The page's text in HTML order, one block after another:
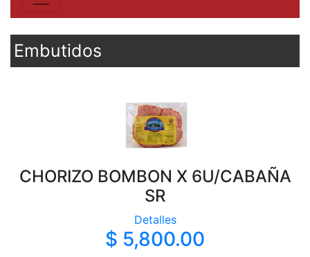
Embutidos
CHORIZO BOMBON X 6U/CABAÑA
SR
Detalles
$ 5,800.00